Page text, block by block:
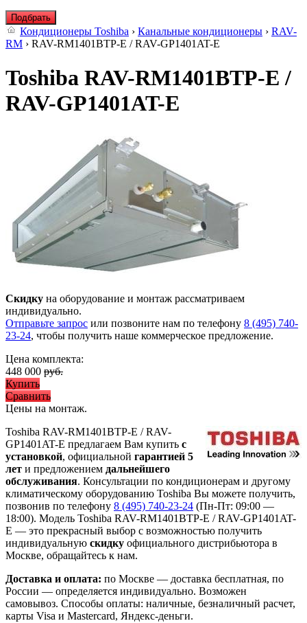
Подбрать
Кондиционеры Toshiba › Канальные кондиционеры › RAV-
RM › RAV-RM1401BTP-E / RAV-GP1401AT-E
Toshiba RAV-RM1401BTP-E /
RAV-GP1401AT-E
Скидку на оборудование и монтаж рассматриваем
индивидуально.
Отправьте запрос или позвоните нам по телефону 8 (495) 740-
23-24, чтобы получить наше коммерческое предложение.
Цена комплекта:
448 000 руб.
Купить
Сравнить
Цены на монтаж.
Toshiba RAV-RM1401BTP-E / RAV-
GP1401AT-E предлагаем Вам купить с
установкой, официальной гарантией 5
лет и предложением дальнейшего
обслуживания. Консультации по кондиционерам и другому
климатическому оборудованию Toshiba Вы можете получить,
позвонив по телефону 8 (495) 740-23-24 (Пн-Пт: 09:00 —
18:00). Модель Toshiba RAV-RM1401BTP-E / RAV-GP1401AT-
E — это прекрасный выбор с возможностью получить
индивидуальную скидку официального дистрибьютора в
Москве, обращайтесь к нам.
Доставка и оплата: по Москве — доставка бесплатная, по
России — определяется индивидуально. Возможен
самовывоз. Способы оплаты: наличные, безналичный расчет,
карты Visa и Mastercard, Яндекс-деньги.